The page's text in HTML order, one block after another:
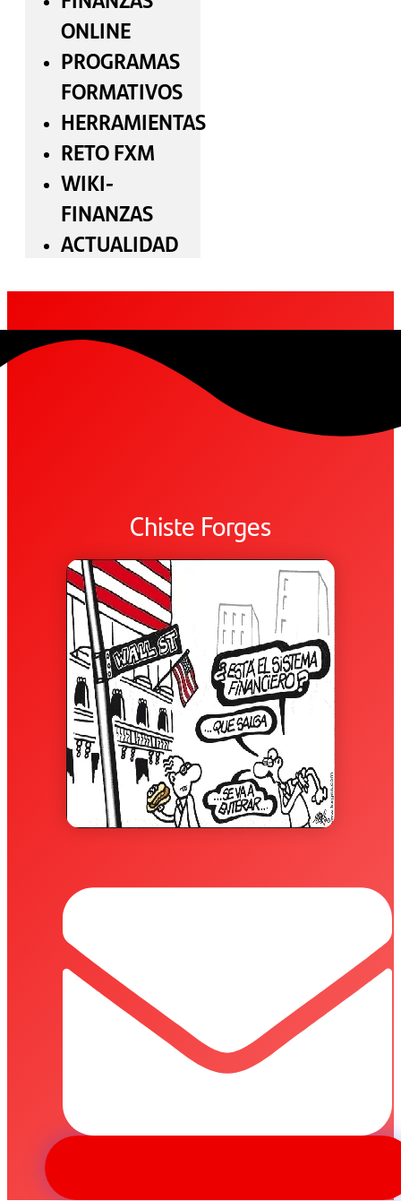
ONLINE
PROGRAMAS
FORMATIVOS
HERRAMIENTAS
RETO FXM
WIKI-
FINANZAS
ACTUALIDAD
Chiste Forges